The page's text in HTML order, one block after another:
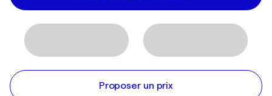
Proposer un prix